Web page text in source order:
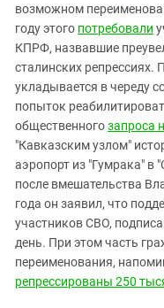
возможном
году этого потребовали
КПРФ, назвавшие
сталинских репрессиях.
укладывается в череду
попыток
общественногозапроса
"Кавказским узлом"
аэропорт из "Гумрака" в
после вмешательства
года он заявил, что
участников СВО,
день. При этом часть
переименования,
репрессированы 250